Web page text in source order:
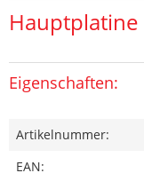
Hauptplatine
Eigenschaften:
Artikelnummer:
EAN: